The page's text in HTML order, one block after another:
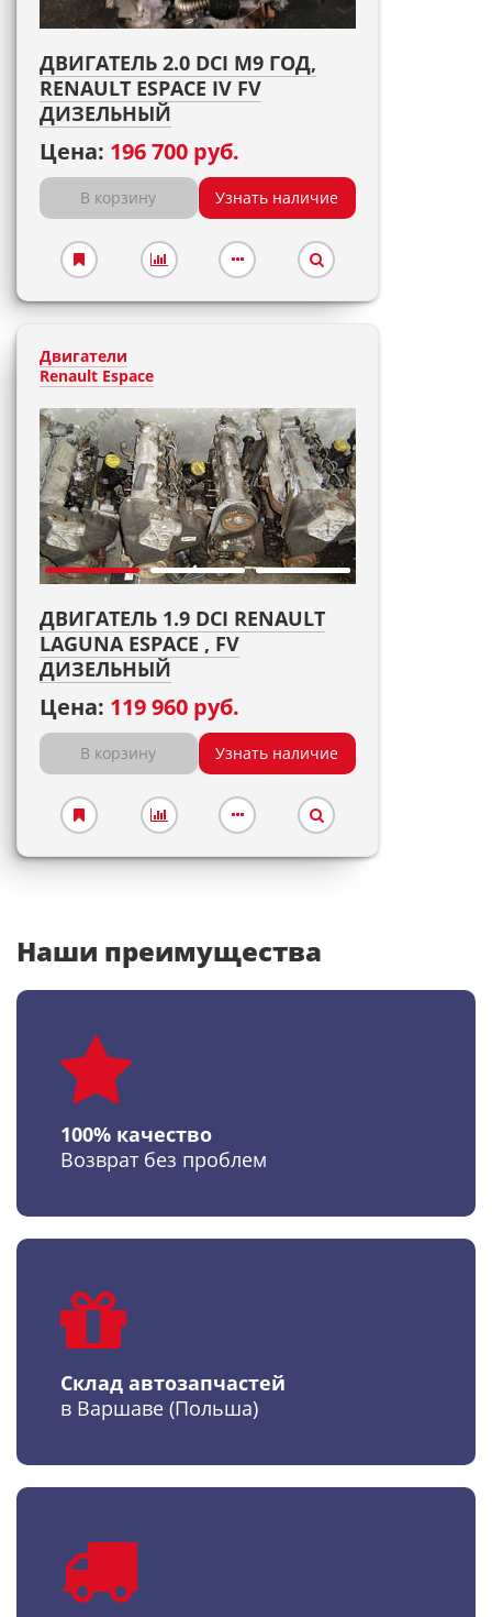
ДВИГАТЕЛЬ 2.0 DCI M9 ГОД,
RENAULT ESPACE IV FV
ДИЗЕЛЬНЫЙ
Цена: 196 700 руб.
В корзину Узнать наличие
Двигатели
Renault Espace
ДВИГАТЕЛЬ 1.9 DCI RENAULT
LAGUNA ESPACE , FV
ДИЗЕЛЬНЫЙ
Цена: 119 960 руб.
В корзину Узнать наличие
Наши преимущества
100% качество
Возврат без проблем
Склад автозапчастей
в Варшаве (Польша)